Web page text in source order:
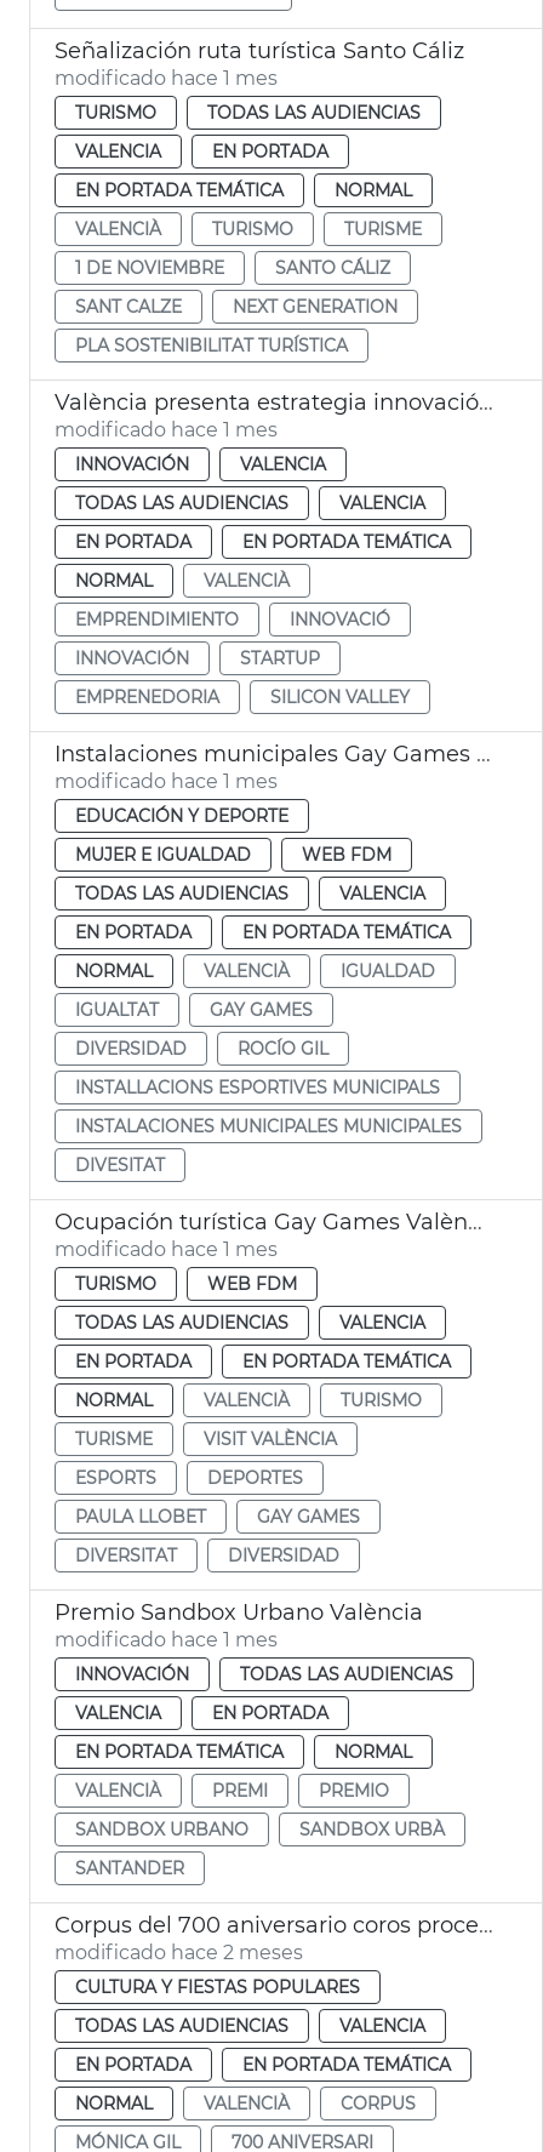
Señalización ruta turística Santo Cáliz
modificado hace 1 mes
TURISMO
TODAS LAS AUDIENCIAS
VALENCIA
EN PORTADA
EN PORTADA TEMÁTICA
NORMAL
VALENCIÀ
TURISMO
TURISME
1 DE NOVIEMBRE
SANTO CÁLIZ
SANT CALZE
NEXT GENERATION
PLA SOSTENIBILITAT TURÍSTICA
València presenta estrategia innovación a Silicon Valley
modificado hace 1 mes
INNOVACIÓN
VALENCIA
TODAS LAS AUDIENCIAS
VALENCIA
EN PORTADA
EN PORTADA TEMÁTICA
NORMAL
VALENCIÀ
EMPRENDIMIENTO
INNOVACIÓ
INNOVACIÓN
STARTUP
EMPRENEDORIA
SILICON VALLEY
Instalaciones municipales Gay Games Ayuntamiento València
modificado hace 1 mes
EDUCACIÓN Y DEPORTE
MUJER E IGUALDAD
WEB FDM
TODAS LAS AUDIENCIAS
VALENCIA
EN PORTADA
EN PORTADA TEMÁTICA
NORMAL
VALENCIÀ
IGUALDAD
IGUALTAT
GAY GAMES
DIVERSIDAD
ROCÍO GIL
INSTALLACIONS ESPORTIVES MUNICIPALS
INSTALACIONES MUNICIPALES MUNICIPALES
DIVESITAT
Ocupación turística Gay Games València 2026
modificado hace 1 mes
TURISMO
WEB FDM
TODAS LAS AUDIENCIAS
VALENCIA
EN PORTADA
EN PORTADA TEMÁTICA
NORMAL
VALENCIÀ
TURISMO
TURISME
VISIT VALÈNCIA
ESPORTS
DEPORTES
PAULA LLOBET
GAY GAMES
DIVERSITAT
DIVERSIDAD
Premio Sandbox Urbano València
modificado hace 1 mes
INNOVACIÓN
TODAS LAS AUDIENCIAS
VALENCIA
EN PORTADA
EN PORTADA TEMÁTICA
NORMAL
VALENCIÀ
PREMI
PREMIO
SANDBOX URBANO
SANDBOX URBÀ
SANTANDER
Corpus del 700 aniversario coros procesión siete monumentos florales
modificado hace 2 meses
CULTURA Y FIESTAS POPULARES
TODAS LAS AUDIENCIAS
VALENCIA
EN PORTADA
EN PORTADA TEMÁTICA
NORMAL
VALENCIÀ
CORPUS
MÓNICA GIL
700 ANIVERSARI